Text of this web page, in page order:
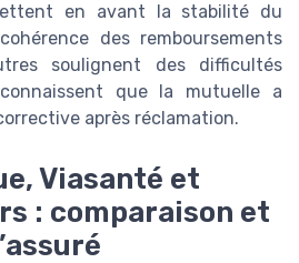
en avant la stabilité du
des remboursements
soulignent des difficultés
que la mutuelle a
après réclamation.
Viasanté et
: comparaison et